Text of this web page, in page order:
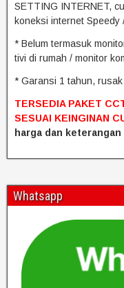
SETTING INTERNET,
koneksi internet Speedy
* Belum termasuk
tivi di rumah / monitor
* Garansi 1 tahun,
TERSEDIA PAKET
SESUAI KEINGINAN
harga dan keterangan
Whatsapp